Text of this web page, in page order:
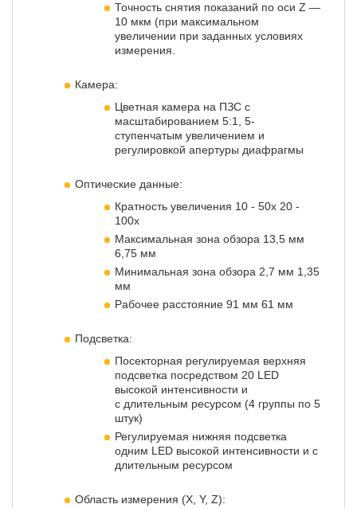
Точность снятия показаний по оси Z —
10 мкм (при максимальном
увеличении при заданных условиях
измерения.
Камера:
Цветная камера на ПЗС с
масштабированием 5:1, 5-
ступенчатым увеличением и
регулировкой апертуры диафрагмы
Оптические данные:
Кратность увеличения 10 - 50x 20 -
100x
Максимальная зона обзора 13,5 мм
6,75 мм
Минимальная зона обзора 2,7 мм 1,35
мм
Рабочее расстояние 91 мм 61 мм
Подсветка:
Посекторная регулируемая верхняя
подсветка посредством 20 LED
высокой интенсивности и
с длительным ресурсом (4 группы по 5
штук)
Регулируемая нижняя подсветка
одним LED высокой интенсивности и с
длительным ресурсом
Область измерения (X, Y, Z):